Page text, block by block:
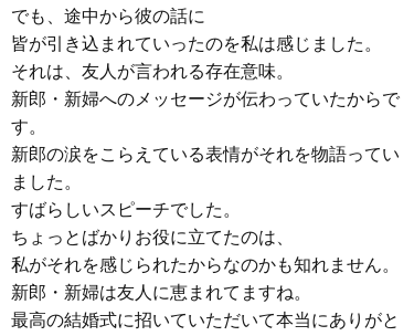
でも、途中から彼の話に
皆が引き込まれていったのを私は感じました。
それは、友人が言われる存在意味。
新郎・新婦へのメッセージが伝わっていたからで
す。
新郎の涙をこらえている表情がそれを物語ってい
ました。
すばらしいスピーチでした。
ちょっとばかりお役に立てたのは、
私がそれを感じられたからなのかも知れません。
新郎・新婦は友人に恵まれてますね。
最高の結婚式に招いていただいて本当にありがと